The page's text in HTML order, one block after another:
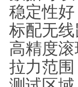
稳定性
标配无
高精度
拉力范